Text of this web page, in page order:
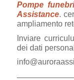
Pompe
Assistance.
ampliamento
Inviare
dei dati